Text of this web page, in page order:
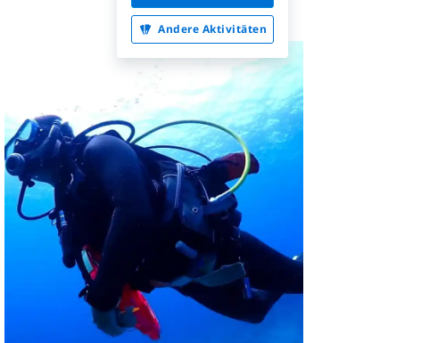
Andere Aktivitäten